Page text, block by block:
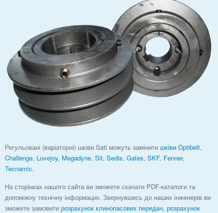
Регульовані (варіаторні) шківи Sati можуть замінити шківи Optibelt,
Challenge, Lovejoy, Megadyne, Sit, Sedis, Gates, SKF, Fenner,
Tecnamic.
На сторінках нашлго сайта ви зможете скачати PDF-каталоги та
допоміжну технічну інформацію. Звернувшись до наших інженерів ви
зможете замовити розрахунок клинопасових передач, розрахунок